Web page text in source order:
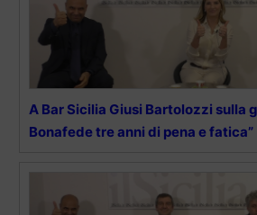
A Bar Sicilia Giusi Bartolozzi sulla
Bonafede tre anni di pena e fatica”